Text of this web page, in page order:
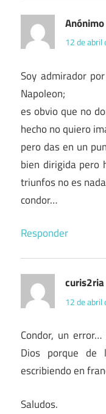
Anónimo
12 de abril
Soy admirador
Napoleon;
es obvio que no
hecho no quiero
pero das en un
bien dirigida pero
triunfos no es nada
condor…
Responder
curis2ria
12 de abril
Condor, un
Dios porque de
escribiendo en
Saludos.